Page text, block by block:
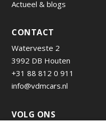
Actueel & blogs
CONTACT
Waterveste 2
3992 DB Houten
+31 88 812 0 911
info@vdmcars.nl
VOLG ONS